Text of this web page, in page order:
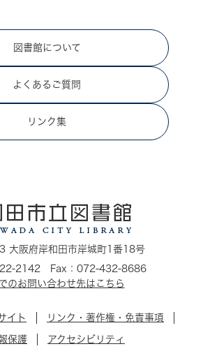
図書館について
よくあるご質問
リンク集
大阪府岸和田市岸城町1番18号
2142 Fax：072-432-8686
のお問い合わせ先はこちら
イト リンク・著作権・免責事項
保護 アクセシビリティ